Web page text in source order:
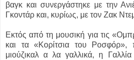
βαγκ και συνεργάστηκε με την
Γκοντάρ και, κυρίως, με τον Ζακ
Εκτός από τη μουσική για τις
και τα «Κορίτσια του
μιούζικαλ α λα γαλλικά, η